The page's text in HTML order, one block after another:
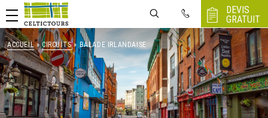
DEVIS
GRATUIT
ACCUEIL»CIRCUITS» BALADE IRLANDAISE